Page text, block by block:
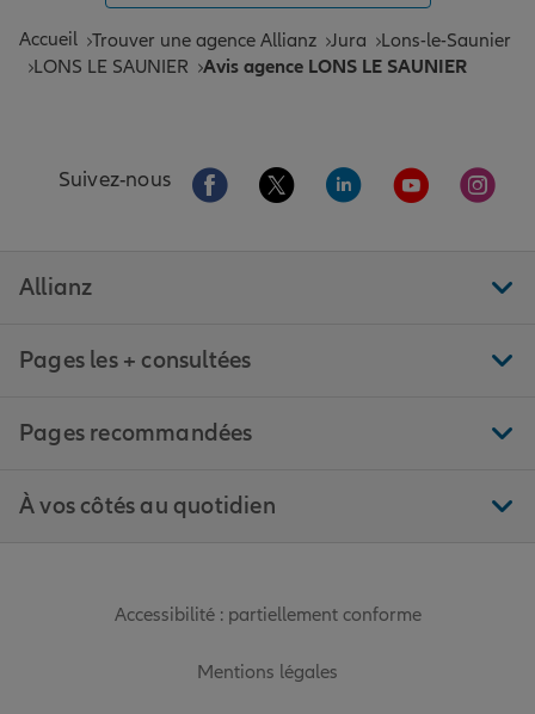
Accueil Trouver une agence Allianz Jura
Lons-le-Saunier
LONS LE SAUNIER
Avis agence LONS LE SAUNIER
Suivez-nous Aller sur la page Facebook de Allianz
Aller sur la page Twitter de
Aller sur la page
Aller sur la
Aller
Allianz
Pages les + consultées
Pages recommandées
À vos côtés au quotidien
Accessibilité : partiellement conforme
Mentions légales